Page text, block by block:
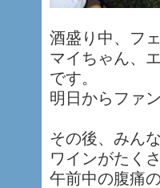
酒盛り中、フ
マイちゃん、
です。
明日からファ
その後、みん
ワインがたく
午前中の腹痛